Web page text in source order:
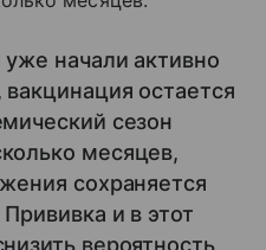
начали активно
вакцинация остается
сезон
месяцев,
сохраняется
и в этот